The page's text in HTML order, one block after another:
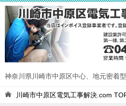
神奈川県川崎市中原区中心、地元密着
川崎市中原区電気工事解決.com